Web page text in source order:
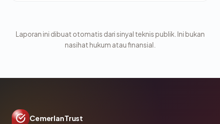
Laporan ini dibuat otomatis dari sinyal teknis publik. Ini bukan
nasihat hukum atau finansial.
CemerlanTrust